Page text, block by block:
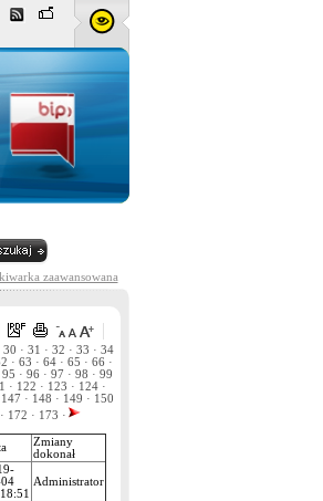
zaawansowana
30 · 31 · 32 · 33 · 34
· 63 · 64 · 65 · 66 ·
95 · 96 · 97 · 98 · 99
· 122 · 123 · 124 ·
147 · 148 · 149 · 150
172 · 173 ·
Zmiany
dokonał
Administrator